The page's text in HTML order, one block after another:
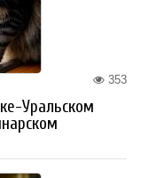
353
Уральском